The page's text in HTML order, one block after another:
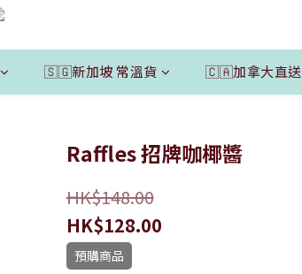
🇸🇬新加坡 常溫貨 🇨🇦加拿大直送
Raffles 招牌咖椰醬
HK$148.00
HK$128.00
預購商品